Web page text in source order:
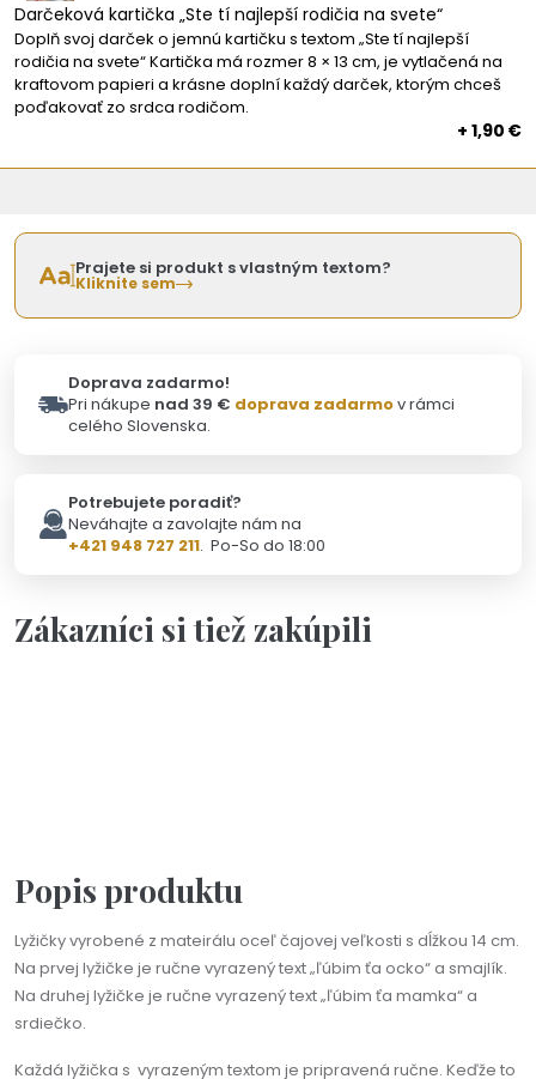
Darčeková kartička „Ste tí najlepší rodičia na svete“
Doplň svoj darček o jemnú kartičku s textom „Ste tí najlepší
rodičia na svete“ Kartička má rozmer 8 × 13 cm, je vytlačená na
kraftovom papieri a krásne doplní každý darček, ktorým chceš
poďakovať zo srdca rodičom.
+ 1,90 €
Prajete si produkt s vlastným textom?
Kliknite sem
Doprava zadarmo!
Pri nákupe nad 39 € doprava zadarmov rámci
celého Slovenska.
Potrebujete poradiť?
Neváhajte a zavolajte nám na
+421 948 727 211. Po-So do 18:00
Zákazníci si tiež zakúpili
Popis produktu
Lyžičky vyrobené z mateirálu oceľ čajovej veľkosti s dĺžkou 14 cm.
Na prvej lyžičke je ručne vyrazený text „ľúbim ťa ocko“ a smajlík.
Na druhej lyžičke je ručne vyrazený text „ľúbim ťa mamka“ a
srdiečko.
Každá lyžička s vyrazeným textom je pripravená ručne. Keďže to